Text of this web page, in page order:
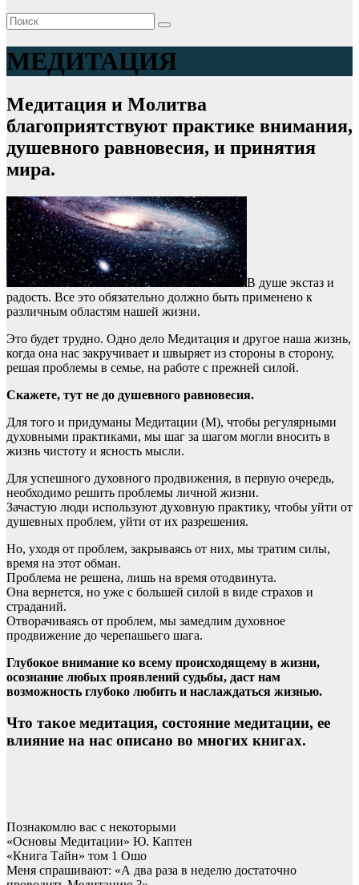
МЕДИТАЦИЯ
Медитация и Молитва
благоприятствуют практике внимания,
душевного равновесия, и принятия
мира.
В душе экстаз и
радость. Все это обязательно должно быть применено к
различным областям нашей жизни.
Это будет трудно. Одно дело Медитация и другое наша жизнь,
когда она нас закручивает и швыряет из стороны в сторону,
решая проблемы в семье, на работе с прежней силой.
Скажете, тут не до душевного равновесия.
Для того и придуманы Медитации (М), чтобы регулярными
духовными практиками, мы шаг за шагом могли вносить в
жизнь чистоту и ясность мысли.
Для успешного духовного продвижения, в первую очередь,
необходимо решить проблемы личной жизни.
Зачастую люди используют духовную практику, чтобы уйти от
душевных проблем, уйти от их разрешения.
Но, уходя от проблем, закрываясь от них, мы тратим силы,
время на этот обман.
Проблема не решена, лишь на время отодвинута.
Она вернется, но уже с большей силой в виде страхов и
страданий.
Отворачиваясь от проблем, мы замедлим духовное
продвижение до черепашьего шага.
Глубокое внимание ко всему происходящему в жизни,
осознание любых проявлений судьбы, даст нам
возможность глубоко любить и наслаждаться жизнью.
Что такое медитация, состояние медитации, ее
влияние на нас описано во многих книгах.
Познакомлю вас с некоторыми
«Основы Медитации» Ю. Каптен
«Книга Тайн» том 1 Ошо
Меня спрашивают: «А два раза в неделю достаточно